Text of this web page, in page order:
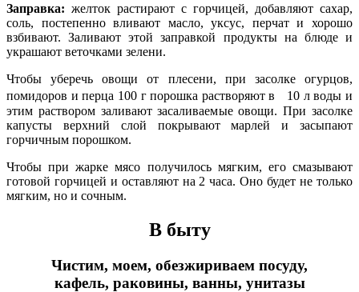
Заправка: желток растирают с горчицей, добавляют сахар,
соль, постепенно вливают масло, уксус, перчат и хорошо
взбивают. Заливают этой заправкой продукты на блюде и
украшают веточками зелени.
Чтобы уберечь овощи от плесени, при засолке огурцов,
помидоров и перца 100 г порошка растворяют в 10 л воды и
этим раствором заливают засаливаемые овощи. При засолке
капусты верхний слой покрывают марлей и засыпают
горчичным порошком.
Чтобы при жарке мясо получилось мягким, его смазывают
готовой горчицей и оставляют на 2 часа. Оно будет не только
мягким, но и сочным.
В быту
Чистим, моем, обезжириваем посуду,
кафель, раковины, ванны, унитазы